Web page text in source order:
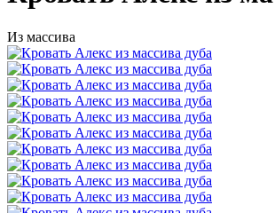
Из массива